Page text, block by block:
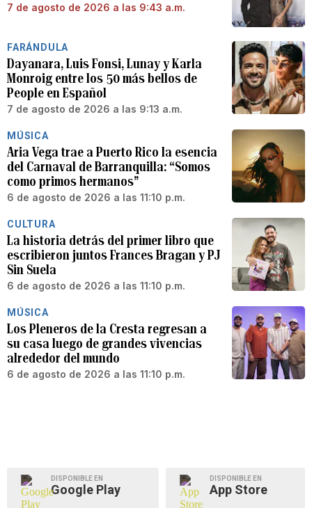
7 de agosto de 2026 a las 9:43 a.m.
FARÁNDULA
Dayanara, Luis Fonsi, Lunay y Karla
Monroig entre los 50 más bellos de
People en Español
7 de agosto de 2026 a las 9:13 a.m.
MÚSICA
Aria Vega trae a Puerto Rico la esencia
del Carnaval de Barranquilla: “Somos
como primos hermanos”
6 de agosto de 2026 a las 11:10 p.m.
CULTURA
La historia detrás del primer libro que
escribieron juntos Frances Bragan y PJ
Sin Suela
6 de agosto de 2026 a las 11:10 p.m.
MÚSICA
Los Pleneros de la Cresta regresan a
su casa luego de grandes vivencias
alrededor del mundo
6 de agosto de 2026 a las 11:10 p.m.
DISPONIBLE EN
Google Play
DISPONIBLE EN
App Store